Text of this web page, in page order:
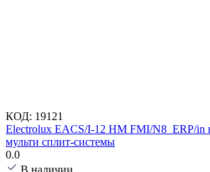
КОД: 19121
Electrolux EACS/I-12 HM FMI/N8_ERP/in
мульти сплит-системы
0.0
В наличии